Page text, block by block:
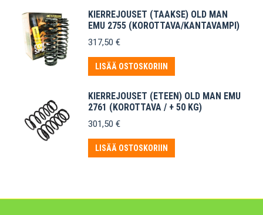
KIERREJOUSET (TAAKSE) OLD MAN
EMU 2755 (KOROTTAVA/KANTAVAMPI)
317,50 €
LISÄÄ OSTOSKORIIN
KIERREJOUSET (ETEEN) OLD MAN EMU
2761 (KOROTTAVA / + 50 KG)
301,50 €
LISÄÄ OSTOSKORIIN